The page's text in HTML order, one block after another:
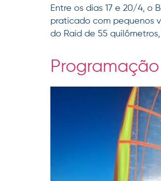
Entre os dias 17 e 20/4, o
praticado com pequenos
do Raid de 55